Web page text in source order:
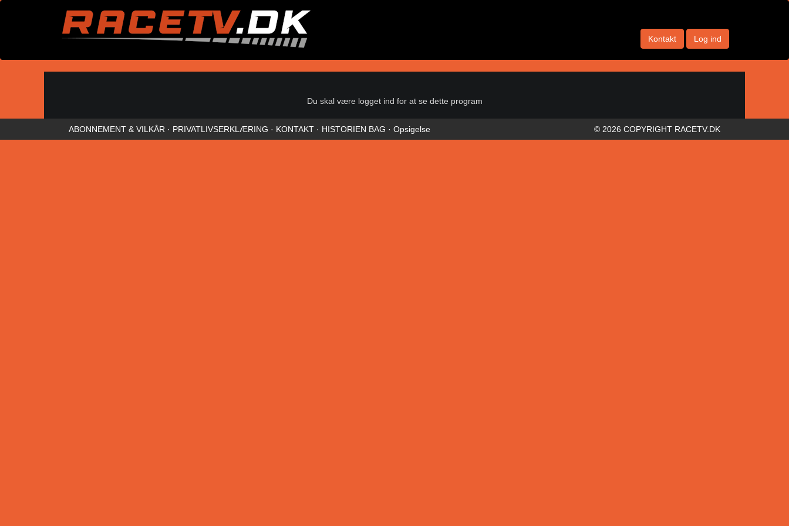
Kontakt Log ind
Du skal være logget ind for at se dette program
ABONNEMENT & VILKÅR · PRIVATLIVSERKLÆRING · KONTAKT · HISTORIEN BAG · Opsigelse © 2026 COPYRIGHT RACETV.DK